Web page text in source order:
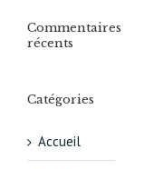
Commentaires
récents
Catégories
Accueil